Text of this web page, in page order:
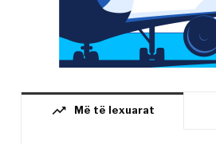
trending_up Më të lexuarat